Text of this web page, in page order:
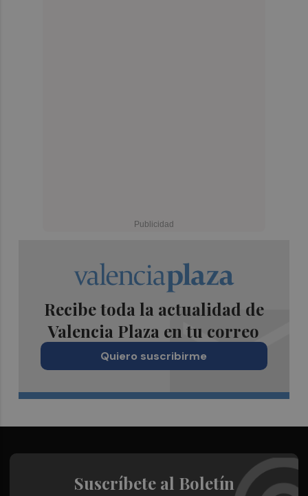
Recibe toda la actualidad de
Valencia Plaza en tu correo
Quiero suscribirme
Suscríbete al Boletín